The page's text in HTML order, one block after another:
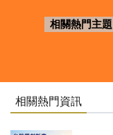
相關熱門主題
相關熱門資訊